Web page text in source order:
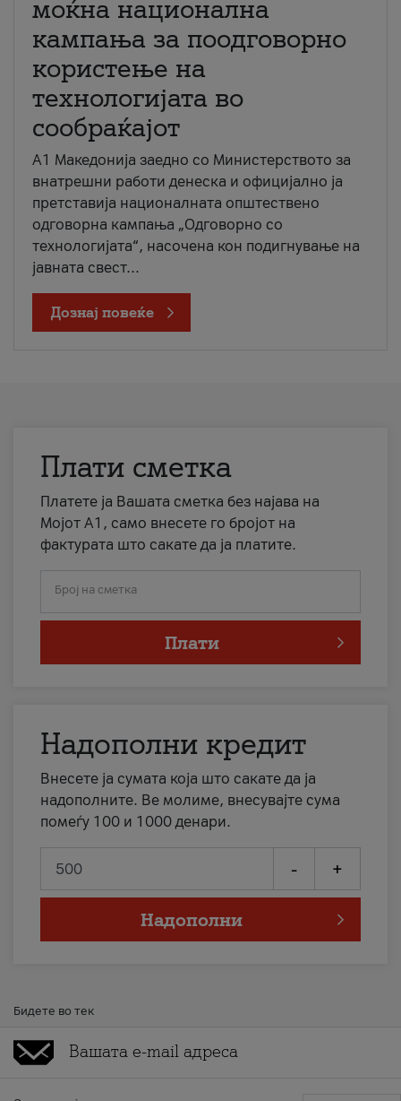
моќна национална
кампања за поодговорно
користење на
технологијата во
сообраќајот
A1 Македонија заедно со Министерството за
внатрешни работи денеска и официјално ја
претставија националната општествено
одговорна кампања „Одговорно со
технологијата“, насочена кон подигнување на
јавната свест...
Дознај повеќе
Плати сметка
Платете ја Вашата сметка без најава на
Мојот А1, само внесете го бројот на
фактурата што сакате да ја платите.
Број на сметка
Плати
Надополни кредит
Внесете ја сумата која што сакате да ја
надополните. Ве молиме, внесувајте сума
помеѓу 100 и 1000 денари.
- +
Надополни
Бидете во тек